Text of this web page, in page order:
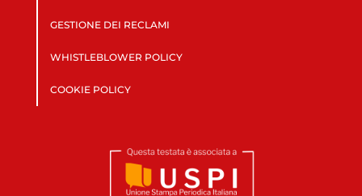
GESTIONE DEI RECLAMI
WHISTLEBLOWER POLICY
COOKIE POLICY